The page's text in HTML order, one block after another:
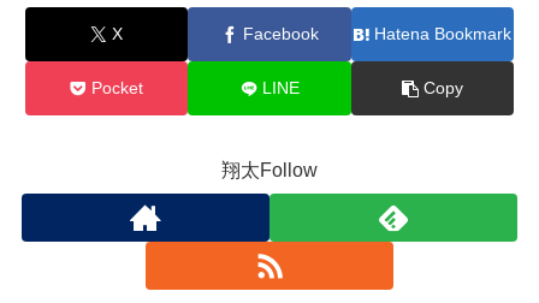
X Facebook Hatena Bookmark
Pocket LINE Copy
翔太Follow